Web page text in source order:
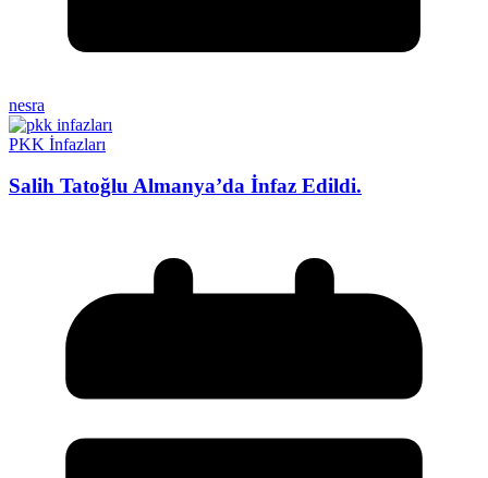
nesra
PKK İnfazları
Salih Tatoğlu Almanya’da İnfaz Edildi.